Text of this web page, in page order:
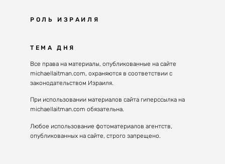
Великие каббалисты
Духовные состояния
Конгрессы каббалы
Каббалистическая музыка
Духовные состояния
Антисемитизм в современном мире
Решение
РОЛЬ ИЗРАИЛЯ
Почему евреи
Израиль сегодня
Избраны служить миру
ТЕМА ДНЯ
Все права на материалы, опубликованные на сайте
michaellaitman.com, охраняются в соответствии с
законодательством Израиля.
При использовании материалов сайта гиперссылка на
michaellaitman.com обязательна.
Любое использование фотоматериалов агентств,
опубликованных на сайте, строго запрещено.